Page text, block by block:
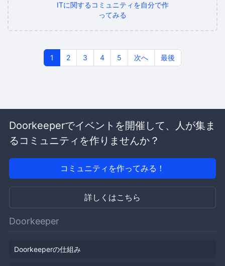
ITに関するコミュニティを自分で作
ってみる
1 2 3 4 5 次へ 最後
Doorkeeperでイベントを開催して、人が集ま
るコミュニティを作りませんか？
コミュニティを作ってみる！
詳しくはこちら
Doorkeeper
Doorkeeperの仕組み